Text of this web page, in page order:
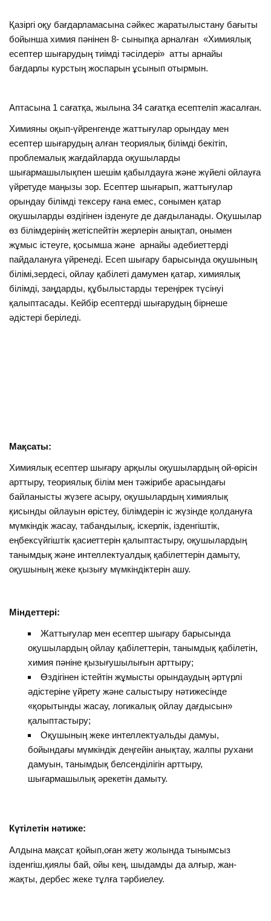
Қазіргі оқу бағдарламасына сәйкес жаратылыстану бағыты
бойынша химия пәнінен 8- сыныпқа арналған «Химиялық
есептер шығарудың тиімді тәсілдері» атты арнайы
бағдарлы курстың жоспарын ұсынып отырмын.
Аптасына 1 сағатқа, жылына 34 сағатқа есептеліп жасалған.
Химияны оқып-үйренгенде жаттығулар орындау мен
есептер шығарудың алған теориялық білімді бекітіп,
проблемалық жағдайларда оқушыларды
шығармашылықпен шешім қабылдауға және жүйелі ойлауға
үйретуде маңызы зор. Есептер шығарып, жаттығулар
орындау білімді тексеру ғана емес, сонымен қатар
оқушыларды өздігінен ізденуге де дағдыланады. Оқушылар
өз білімдерінің жетіспейтін жерлерін анықтап, онымен
жұмыс істеуге, қосымша және арнайы әдебиеттерді
пайдалануға үйренеді. Есеп шығару барысында оқушының
білімі,зердесі, ойлау қабілеті дамумен қатар, химиялық
білімді, заңдарды, құбылыстарды тереңірек түсінуі
қалыптасады. Кейбір есептерді шығарудың бірнеше
әдістері беріледі.
Мақсаты:
Химиялық есептер шығару арқылы оқушылардың ой-өрісін
арттыру, теориялық білім мен тәжірибе арасындағы
байланысты жүзеге асыру, оқушылардың химиялық
қисынды ойлауын өрістеу, білімдерін іс жүзінде қолдануға
мүмкіндік жасау, табандылық, іскерлік, ізденгіштік,
еңбексүйгіштік қасиеттерін қалыптастыру, оқушылардың
танымдық және интеллектуалдық қабілеттерін дамыту,
оқушының жеке қызығу мүмкіндіктерін ашу.
Міндеттері:
Жаттығулар мен есептер шығару барысында
оқушылардың ойлау қабілеттерін, танымдық қабілетін,
химия пәніне қызығушылығын арттыру;
Өздігінен істейтін жұмысты орындаудың әртүрлі
әдістеріне үйрету және салыстыру нәтижесінде
«қорытынды жасау, логикалық ойлау дағдысын»
қалыптастыру;
Оқушының жеке интеллектуальды дамуы,
бойындағы мүмкіндік деңгейін анықтау, жалпы рухани
дамуын, танымдық белсенділігін арттыру,
шығармашылық әрекетін дамыту.
Күтілетін нәтиже:
Алдына мақсат қойып,оған жету жолында тынымсыз
ізденгіш,қиялы бай, ойы кең, шыдамды да алғыр, жан-
жақты, дербес жеке тұлға тәрбиелеу.